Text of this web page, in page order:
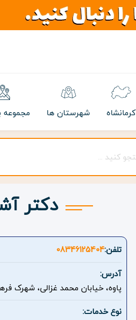
کرمانشاه شهرستان ها مجموعه
دکتر
تلفن:08346125404
آدرس:
پاوه، خیابان محمد غزالی، شهرک
نوع خدمات: